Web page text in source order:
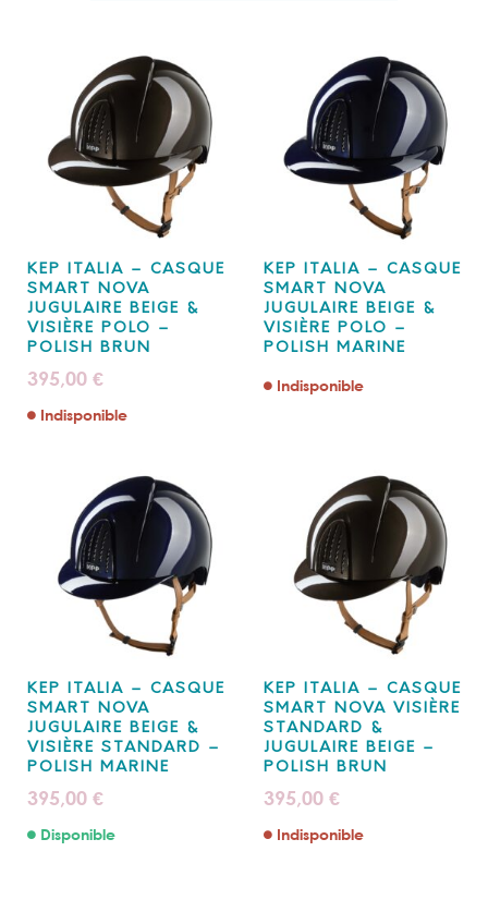
KEP ITALIA – CASQUE
SMART NOVA
JUGULAIRE BEIGE &
VISIÈRE POLO –
POLISH BRUN
395,00 €
Indisponible
KEP ITALIA – CASQUE
SMART NOVA
JUGULAIRE BEIGE &
VISIÈRE POLO –
POLISH MARINE
Indisponible
KEP ITALIA – CASQUE
SMART NOVA
JUGULAIRE BEIGE &
VISIÈRE STANDARD –
POLISH MARINE
395,00 €
Disponible
KEP ITALIA – CASQUE
SMART NOVA VISIÈRE
STANDARD &
JUGULAIRE BEIGE –
POLISH BRUN
395,00 €
Indisponible